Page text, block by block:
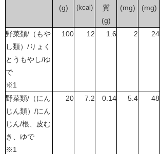
(g)
(kcal)
質
(g)
(mg)
(mg)
野菜類/（もや
し類）/りょく
とうもやし/ゆ
で
※1
100 12 1.6 2 24
野菜類/（にん
じん類）/にん
じん/根、皮む
き、ゆで
※1
20 7.2 0.14 5.4 48